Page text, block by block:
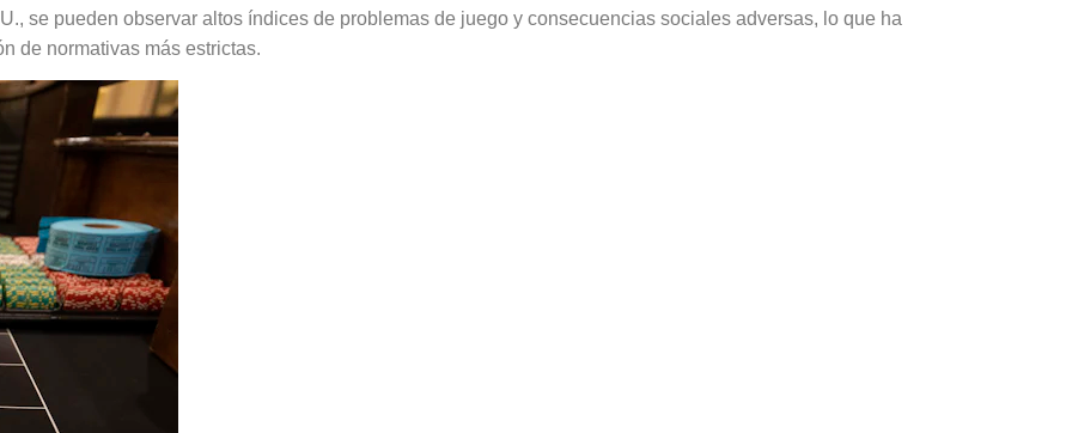
se pueden observar altos índices de problemas de juego y consecuencias sociales adversas, lo que ha
de normativas más estrictas.